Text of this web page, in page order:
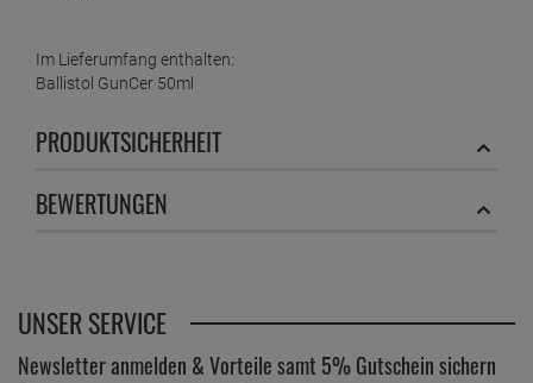
Im Lieferumfang enthalten:
Ballistol GunCer 50ml
PRODUKTSICHERHEIT
BEWERTUNGEN
UNSER SERVICE
Newsletter anmelden & Vorteile samt 5% Gutschein sichern